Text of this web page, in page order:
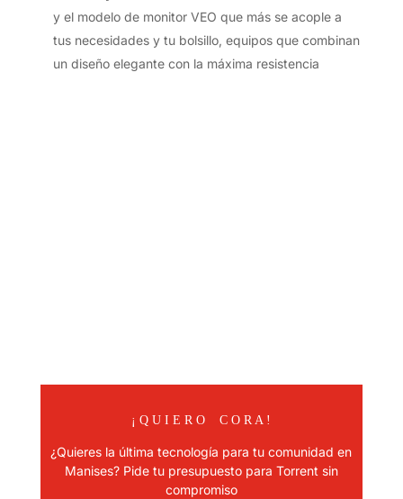
y el modelo de monitor VEO que más se acople a
tus necesidades y tu bolsillo, equipos que combinan
un diseño elegante con la máxima resistencia
¡ Q U I E R O C O R A !
¿Quieres la última tecnología para tu comunidad en
Manises? Pide tu presupuesto para Torrent sin
compromiso